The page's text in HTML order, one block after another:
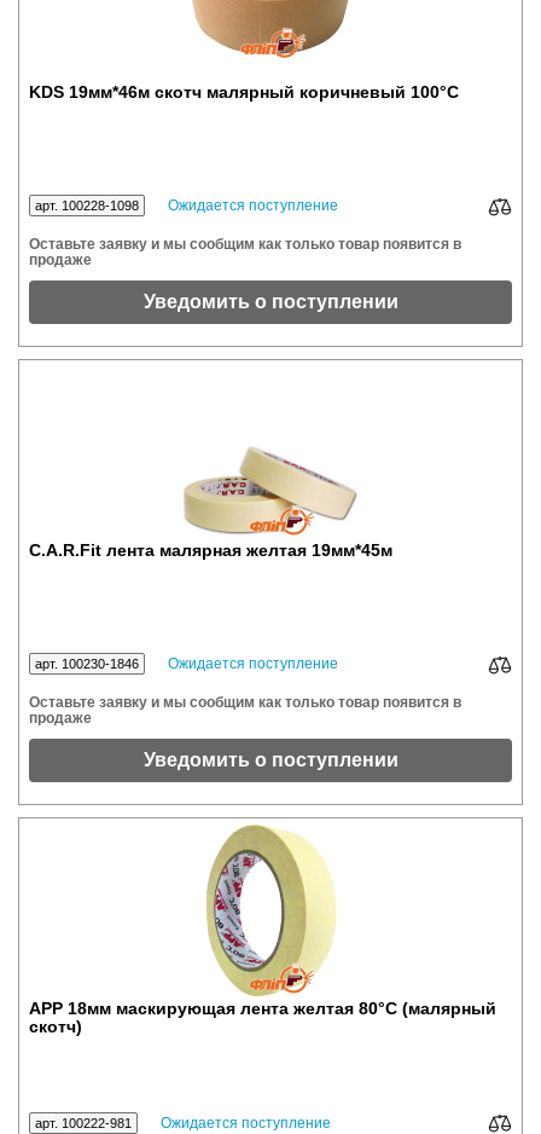
KDS 19мм*46м скотч малярный коричневый 100°С
арт. 100228-1098 Ожидается поступление
Оставьте заявку и мы сообщим как только товар появится в
продаже
Уведомить о поступлении
C.A.R.Fit лента малярная желтая 19мм*45м
арт. 100230-1846 Ожидается поступление
Оставьте заявку и мы сообщим как только товар появится в
продаже
Уведомить о поступлении
APP 18мм маскирующая лента желтая 80°C (малярный
скотч)
арт. 100222-981 Ожидается поступление